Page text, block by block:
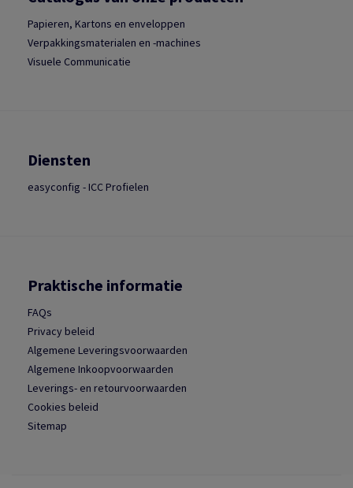
Papieren, Kartons en enveloppen
Verpakkingsmaterialen en -machines
Visuele Communicatie
Diensten
easyconfig - ICC Profielen
Praktische informatie
FAQs
Privacy beleid
Algemene Leveringsvoorwaarden
Algemene Inkoopvoorwaarden
Leverings- en retourvoorwaarden
Cookies beleid
Sitemap